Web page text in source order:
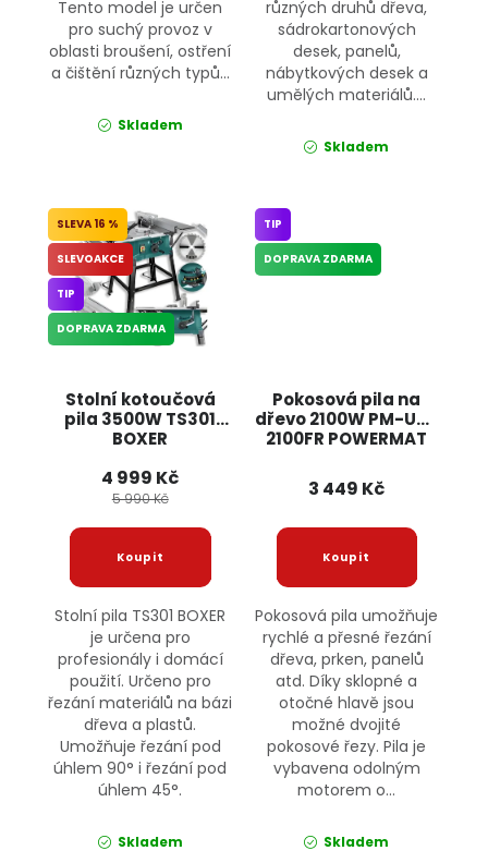
Tento model je určen
pro suchý provoz v
oblasti broušení, ostření
a čištění různých typů...
Skladem
různých druhů dřeva,
sádrokartonových
desek, panelů,
nábytkových desek a
umělých materiálů....
Skladem
Stolní kotoučová
pila 3500W TS301
BOXER
16 %
SLEVOAKCE
TIP
DOPRAVA ZDARMA
4 999 Kč
5 990 Kč
Stolní pila TS301 BOXER
je určena pro
profesionály i domácí
použití. Určeno pro
řezání materiálů na bázi
dřeva a plastů.
Umožňuje řezání pod
úhlem 90° i řezání pod
úhlem 45°.
Skladem
Pokosová pila na
dřevo 2100W PM-UK-
2100FR POWERMAT
TIP
DOPRAVA ZDARMA
3 449 Kč
Pokosová pila umožňuje
rychlé a přesné řezání
dřeva, prken, panelů
atd. Díky sklopné a
otočné hlavě jsou
možné dvojité
pokosové řezy. Pila je
vybavena odolným
motorem o...
Skladem